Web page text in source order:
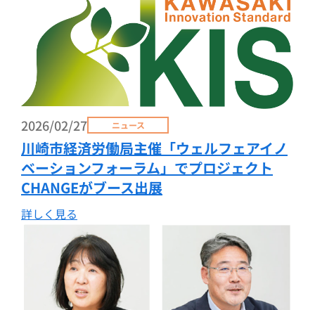
2026/02/27 ニュース
川崎市経済労働局主催「ウェルフェアイノ
ベーションフォーラム」でプロジェクト
CHANGEがブース出展
詳しく見る